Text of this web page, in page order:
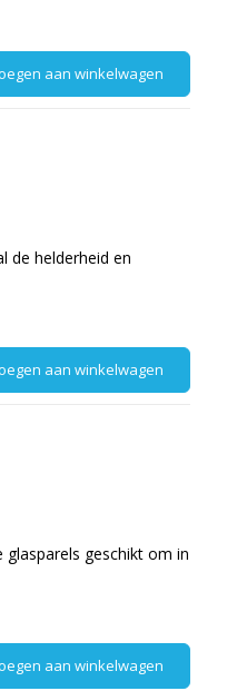
aan winkelwagen
de helderheid en
aan winkelwagen
geschikt om in
aan winkelwagen